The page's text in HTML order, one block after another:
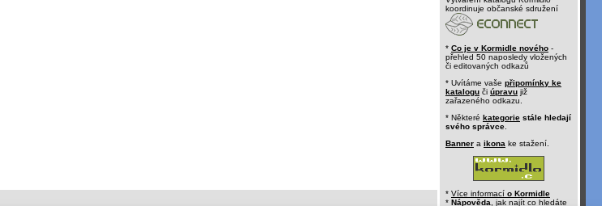
koordinuje občanské sdružení
* Co je v Kormidle nového -
přehled 50 naposledy vložených
či editovaných odkazů
* Uvítáme vaše připomínky ke
katalogu či úpravu již
zařazeného odkazu.
* Některé kategorie stále hledají
svého správce
Banner a ikona ke stažení.
* Více informací o Kormidle
* Nápověda , jak najít co hledáte